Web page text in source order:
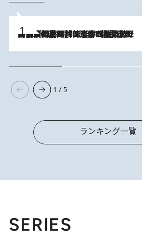
2026.8.8
「最後に見られてよかった」上野動物園の東園パンダ舎が解体前に特別公開。8月16日まで延長されたパネル展と共に辿る“半世紀”のパンダ飼育《解体工事の図面あり》
1 / 5
ランキング一覧
SERIES